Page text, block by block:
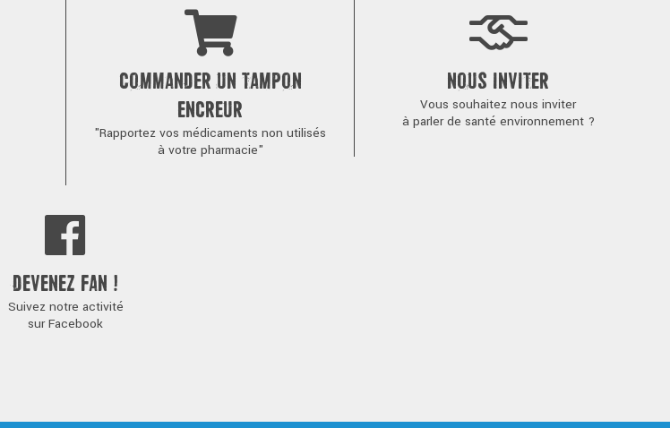
COMMANDER UN TAMPON
ENCREUR
"Rapportez vos médicaments non utilisés
à votre pharmacie"
NOUS INVITER
Vous souhaitez nous inviter
à parler de santé environnement ?
DEVENEZ FAN !
Suivez notre activité
sur Facebook